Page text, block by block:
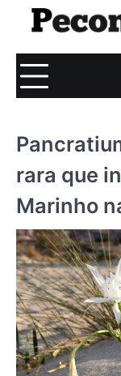
rara que
Marinho